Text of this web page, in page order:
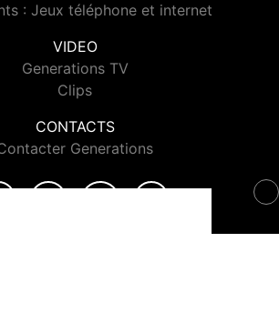
: Jeux téléphone et internet
VIDEO
Generations TV
Clips
CONTACTS
Generations